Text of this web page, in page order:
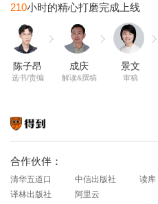
210
陈子昂
选书/责编
成庆
解读&撰稿
景文
审稿
合作伙伴：
清华五道口 中信出版社 读库
译林出版社
阿里云